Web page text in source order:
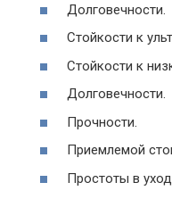
Долговечности.
Стойкости к
Стойкости к
Долговечности.
Прочности.
Приемлемой
Простоты в